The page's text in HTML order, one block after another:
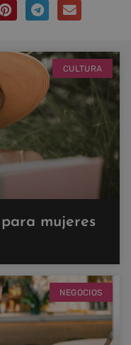
CULTURA
mujeres
NEGOCIOS